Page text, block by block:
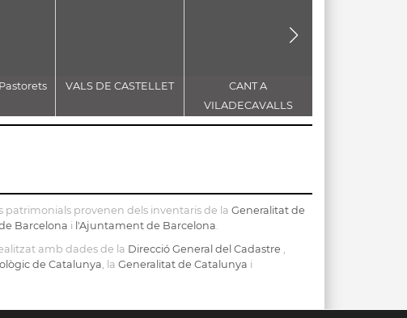
VALS DE CASTELLET
CANT A
VILADECAVALLS
patrimonials provenen dels inventaris de la Generalitat de
Barcelona i l'Ajuntament de Barcelona.
amb dades de la Direcció General del Cadastre ,
de Catalunya, la Generalitat de Catalunya i